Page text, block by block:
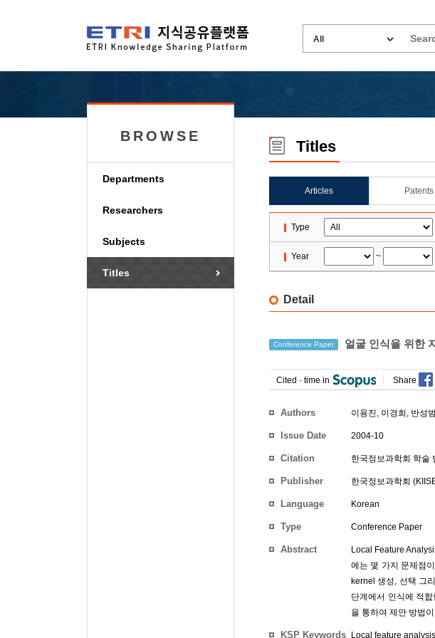
BROWSE
Departments
Researchers
Subjects
Titles
Titles
Articles Patents
Type
Year ~
Detail
Conference Paper 얼굴 인식을 위한
Cited - time in Share
Authors 이용진, 이경희 , 반성범
Issue Date 2004-10
Citation 한국정보과학회 학술
Publisher 한국정보과학회
Language Korean
Type Conference Paper
Abstract
Local Feature
에는 몇 가지 문제점
kernel 생성, 선택 그
단계에서 인식에 적
을 통하여 제안 방법
KSP Keywords Local feature analysis